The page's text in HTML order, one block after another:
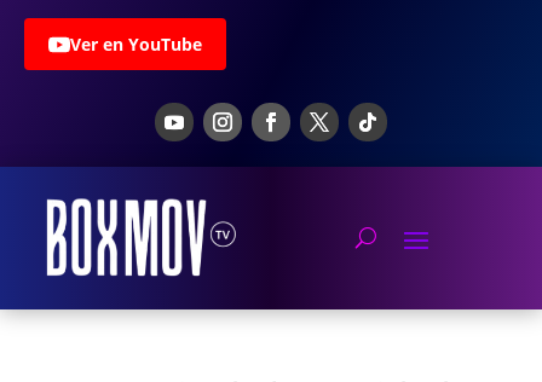
Ver en YouTube